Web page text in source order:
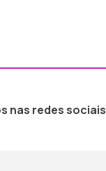
nas redes sociais